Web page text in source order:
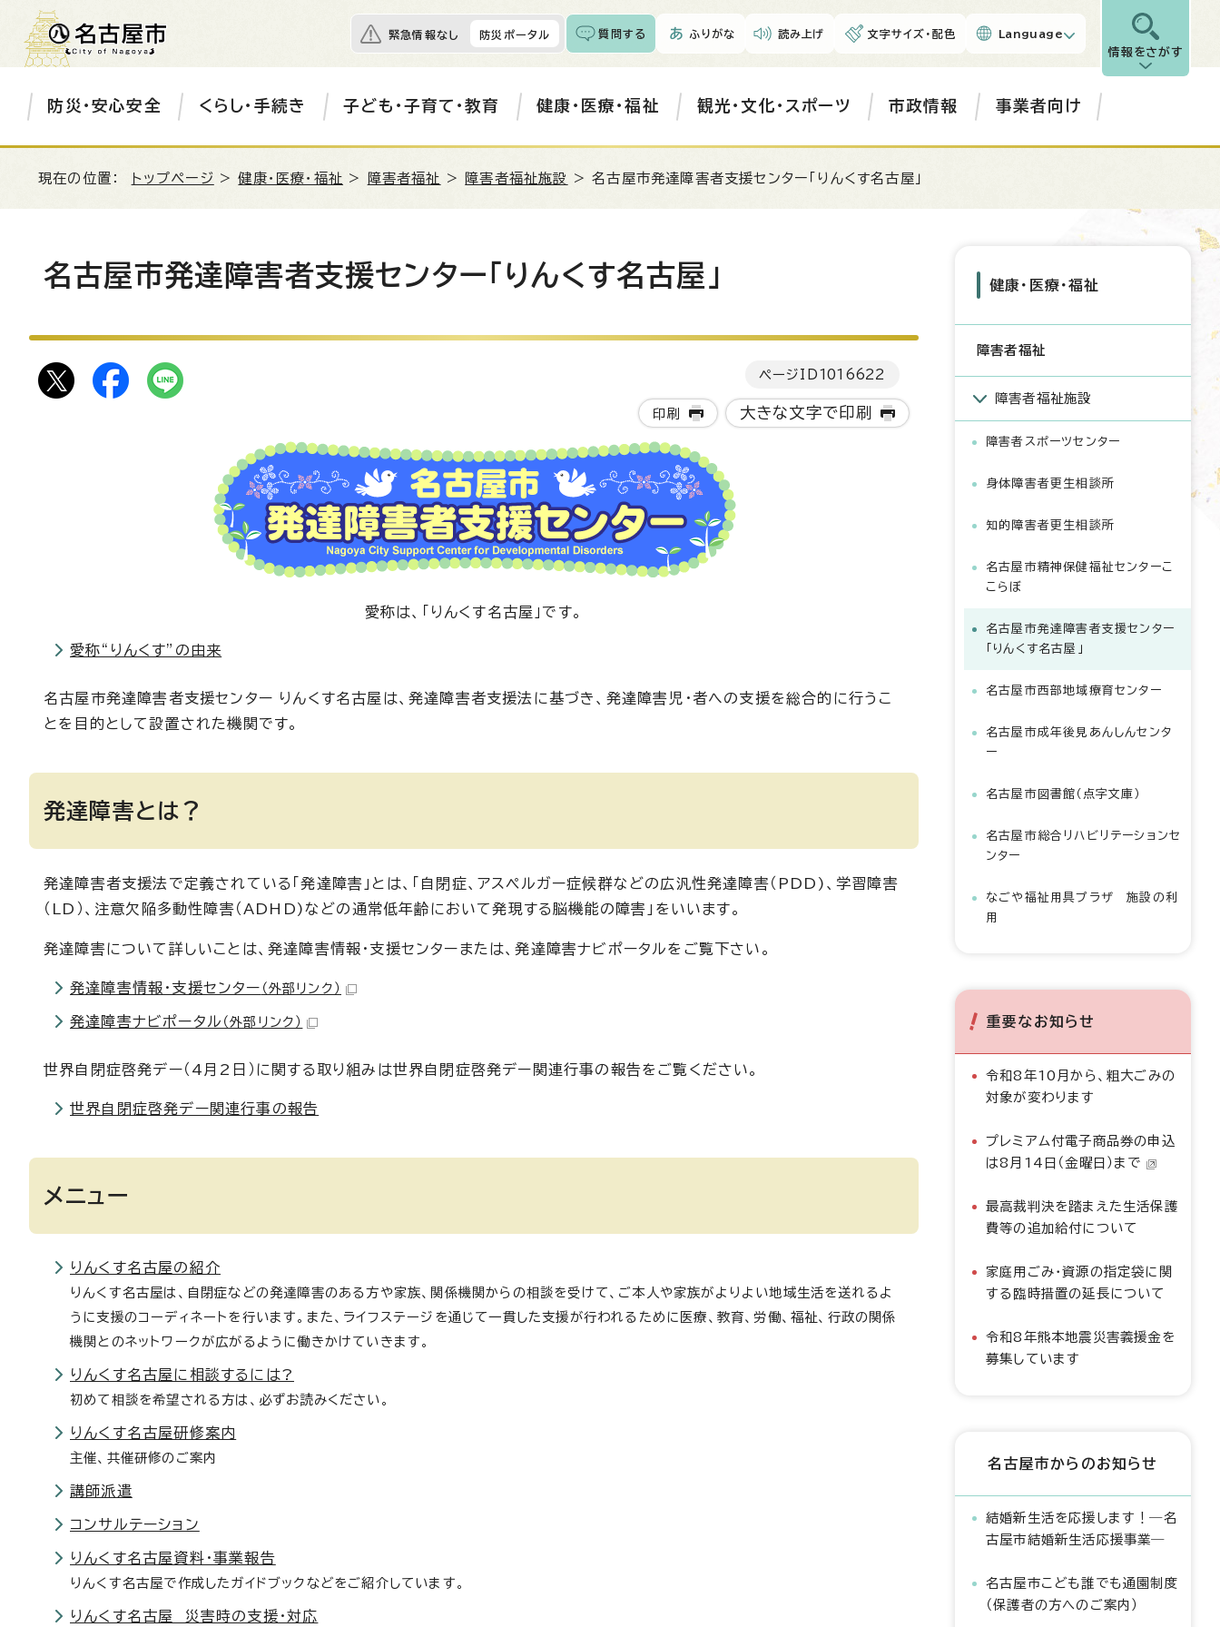
緊急情報なし 防災ポータル 質問する ふりがな 読み上げ 文字サイズ・配色 Language
情報をさがす
防災・安心安全 くらし・手続き 子ども・子育て・教育 健康・医療・福祉 観光・文化・スポーツ 市政情報 事業者向け
現在の位置： トップページ >健康・医療・福祉 > 障害者福祉 > 障害者福祉施設 > 名古屋市発達障害者支援センター「りんくす名古屋」
名古屋市発達障害者支援センター「りんくす名古屋」
ページID 1016622
印刷 大きな文字で印刷
愛称は、「りんくす名古屋」です。
愛称“りんくす”の由来
名古屋市発達障害者支援センター りんくす名古屋は、発達障害者支援法に基づき、発達障害児・者への支援を総合的に行うこ
とを目的として設置された機関です。
発達障害とは？
発達障害者支援法で定義されている「発達障害」とは、「自閉症、アスペルガー症候群などの広汎性発達障害（PDD)、学習障害
（LD）、注意欠陥多動性障害（ADHD)などの通常低年齢において発現する脳機能の障害」をいいます。
発達障害について詳しいことは、発達障害情報・支援センターまたは、発達障害ナビポータルをご覧下さい。
発達障害情報・支援センター （外部リンク）
発達障害ナビポータル （外部リンク）
世界自閉症啓発デー（4月2日）に関する取り組みは世界自閉症啓発デー関連行事の報告をご覧ください。
世界自閉症啓発デー関連行事の報告
メニュー
りんくす名古屋の紹介
りんくす名古屋は、自閉症などの発達障害のある方や家族、関係機関からの相談を受けて、ご本人や家族がよりよい地域生活を送れるよ
うに支援のコーディネートを行います。また、ライフステージを通じて一貫した支援が行われるために医療、教育、労働、福祉、行政の関係
機関とのネットワークが広がるように働きかけていきます。
りんくす名古屋に相談するには?
初めて相談を希望される方は、必ずお読みください。
りんくす名古屋研修案内
主催、共催研修のご案内
講師派遣
コンサルテーション
りんくす名古屋資料・事業報告
りんくす名古屋で作成したガイドブックなどをご紹介しています。
りんくす名古屋 災害時の支援・対応
健康・医療・福祉
障害者福祉
障害者福祉施設
障害者スポーツセンター
身体障害者更生相談所
知的障害者更生相談所
名古屋市精神保健福祉センターこ
こらぼ
名古屋市発達障害者支援センター
「りんくす名古屋」
名古屋市西部地域療育センター
名古屋市成年後見あんしんセンタ
ー
名古屋市図書館（点字文庫）
名古屋市総合リハビリテーションセ
ンター
なごや福祉用具プラザ 施設の利
用
重要なお知らせ
令和8年10月から、粗大ごみの
対象が変わります
プレミアム付電子商品券の申込
は8月14日（金曜日）まで
最高裁判決を踏まえた生活保護
費等の追加給付について
家庭用ごみ・資源の指定袋に関
する臨時措置の延長について
令和8年熊本地震災害義援金を
募集しています
名古屋市からのお知らせ
結婚新生活を応援します！―名
古屋市結婚新生活応援事業―
名古屋市こども誰でも通園制度
（保護者の方へのご案内）